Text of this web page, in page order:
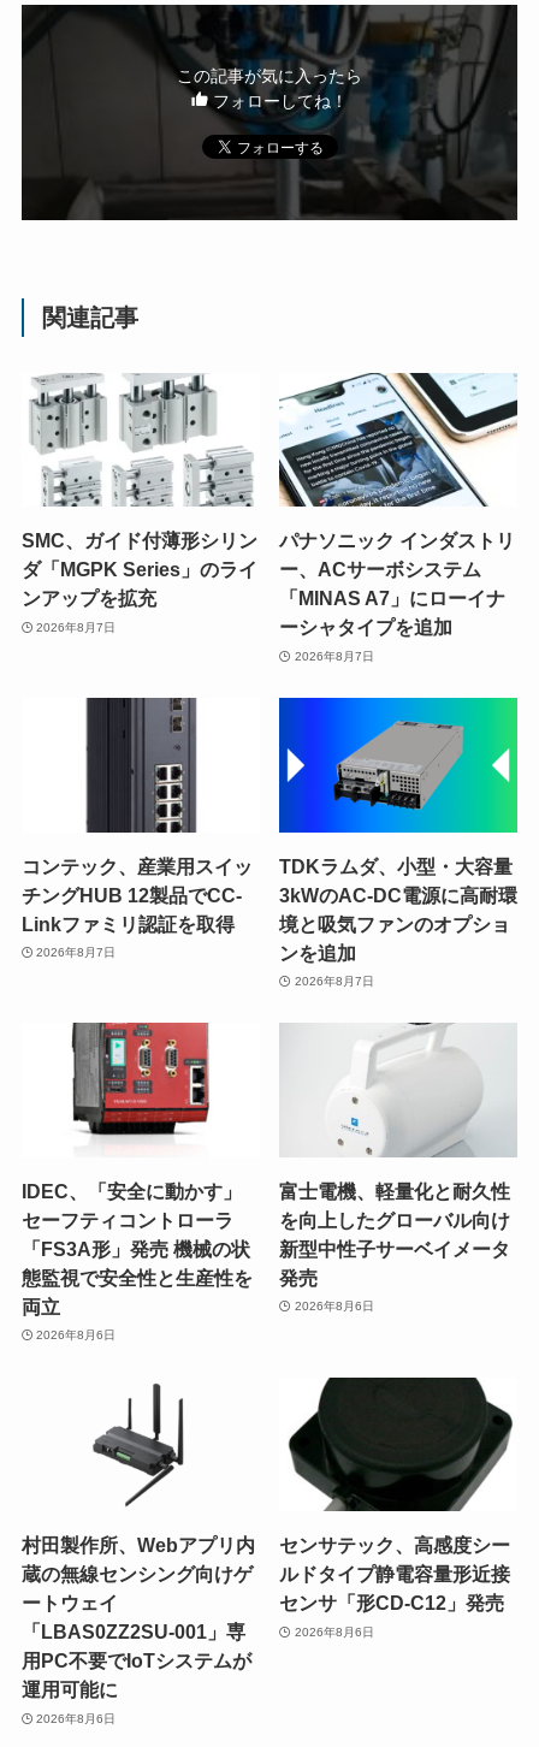
この記事が気に入ったら
フォローしてね！
関連記事
SMC、ガイド付薄形シリン
ダ「MGPK Series」のライ
ンアップを拡充
2026年8月7日
パナソニック インダストリ
ー、ACサーボシステム
「MINAS A7」にローイナ
ーシャタイプを追加
2026年8月7日
コンテック、産業用スイッ
チングHUB 12製品でCC-
Linkファミリ認証を取得
2026年8月7日
TDKラムダ、小型・大容量
3kWのAC-DC電源に高耐環
境と吸気ファンのオプショ
ンを追加
2026年8月7日
IDEC、「安全に動かす」
セーフティコントローラ
「FS3A形」発売 機械の状
態監視で安全性と生産性を
両立
2026年8月6日
富士電機、軽量化と耐久性
を向上したグローバル向け
新型中性子サーベイメータ
発売
2026年8月6日
村田製作所、Webアプリ内
蔵の無線センシング向けゲ
ートウェイ
「LBAS0ZZ2SU-001」専
用PC不要でIoTシステムが
運用可能に
2026年8月6日
センサテック、高感度シー
ルドタイプ静電容量形近接
センサ「形CD-C12」発売
2026年8月6日